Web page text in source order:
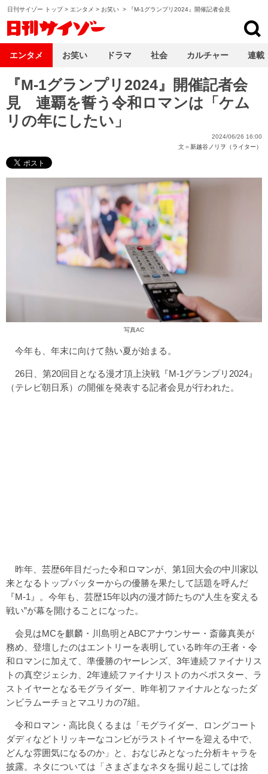
日刊サイゾー トップ> エンタメ > お笑い > 『M-1グランプリ2024』開催記者会見
『M-1グランプリ2024』開催記者会
見 連覇を誓う令和ロマンは「ケム
リの年にしたい」
2024/06/26 16:00
文＝新越谷ノリヲ（ライター）
写真AC
今年も、年末に向けて熱い夏が始まる。
26日、第20回目となる漫才頂上決戦『M-1グランプリ2024』
（テレビ朝日系）の開催を発表する記者会見が行われた。
昨年、芸歴6年目だった令和ロマンが、第1回大会の中川家以
来となるトップバッターからの優勝を果たして話題を呼んだ
『M-1』。今年も、芸歴15年以内の漫才師たちの“人生を変える
戦い”が幕を開けることになった。
会見はMCを麒麟・川島明とABCアナウンサー・斎藤真美が
務め、登壇したのはエントリーを表明している昨年の王者・令
和ロマンに加えて、準優勝のヤーレンズ、3年連続ファイナリス
トの真空ジェシカ、2年連続ファイナリストのカベポスター、ラ
ストイヤーとなるモグライダー、昨年初ファイナルとなったダ
ンビラムーチョとマユリカの7組。
令和ロマン・高比良くるまは「モグライダー、ロングコート
ダディなどトリッキーなコンビがラストイヤーを迎える中で、
どんな雰囲気になるのか」と、おなじみとなった分析キャラを
披露。ネタについては「さまざまなネタを掘り起こしては捨
エンタメ お笑い ドラマ 社会 カルチャー 連載